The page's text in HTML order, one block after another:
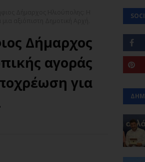
Δήμαρχος
αγοράς
για